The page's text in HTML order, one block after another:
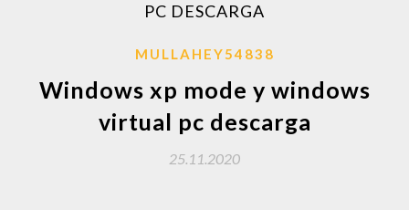
PC DESCARGA
MULLAHEY54838
Windows xp mode y windows
virtual pc descarga
25.11.2020